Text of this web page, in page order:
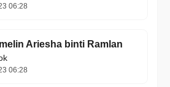
06:28
Ariesha binti Ramlan
06:28